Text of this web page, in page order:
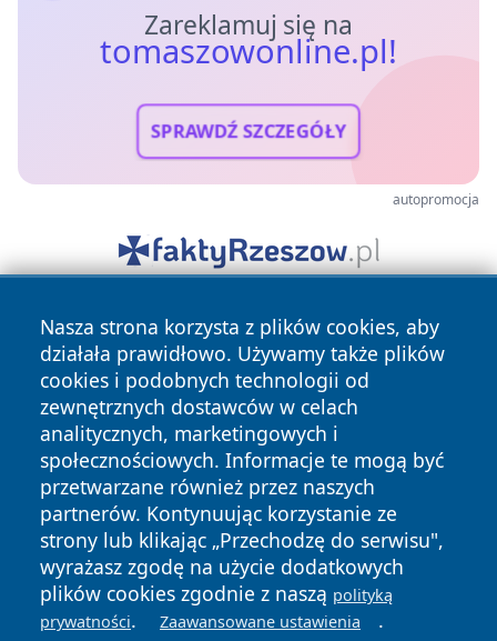
Zareklamuj się na
tomaszowonline.pl!
SPRAWDŹ SZCZEGÓŁY
autopromocja
Nasza strona korzysta z plików cookies, aby
działała prawidłowo. Używamy także plików
cookies i podobnych technologii od
zewnętrznych dostawców w celach
analitycznych, marketingowych i
społecznościowych. Informacje te mogą być
przetwarzane również przez naszych
partnerów. Kontynuując korzystanie ze
strony lub klikając „Przechodzę do serwisu",
wyrażasz zgodę na użycie dodatkowych
plików cookies zgodnie z naszą polityką
prywatności. Zaawansowane ustawienia .
Copyright © 2026 tomaszowonline.pl Wszystkie prawa
zastrzeżone.
News Autorzy
Polityka
Prywatności
Polityka
Cookies